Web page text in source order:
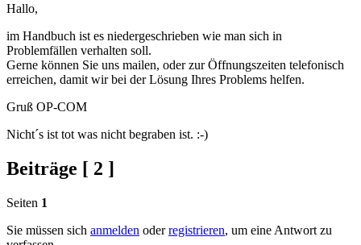
Hallo,
im Handbuch ist es niedergeschrieben wie man sich in
Problemfällen verhalten soll.
Gerne können Sie uns mailen, oder zur Öffnungszeiten telefonisch
erreichen, damit wir bei der Lösung Ihres Problems helfen.
Gruß OP-COM
Nicht´s ist tot was nicht begraben ist. :-)
Beiträge [ 2 ]
Seiten 1
Sie müssen sich anmelden oderregistrieren, um eine Antwort zu